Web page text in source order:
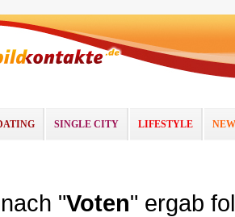
SINGLE CITY LIFESTYLE
"Voten" ergab